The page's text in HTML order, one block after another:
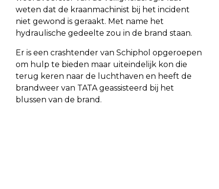
weten dat de kraanmachinist bij het incident
niet gewond is geraakt. Met name het
hydraulische gedeelte zou in de brand staan.
Er is een crashtender van Schiphol opgeroepen
om hulp te bieden maar uiteindelijk kon die
terug keren naar de luchthaven en heeft de
brandweer van TATA geassisteerd bij het
blussen van de brand.